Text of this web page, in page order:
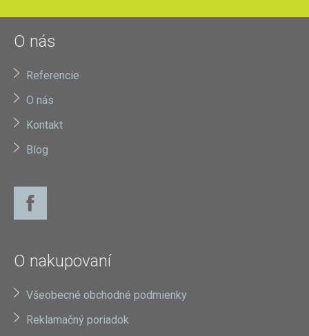
O nás
Referencie
O nás
Kontakt
Blog
O nakupovaní
Všeobecné obchodné podmienky
Reklamačný poriadok